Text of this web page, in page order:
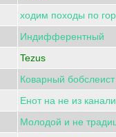
ходим походы по
Индифферентный
Tezus
Коварный бобслеист
Енот на не из
Молодой и не